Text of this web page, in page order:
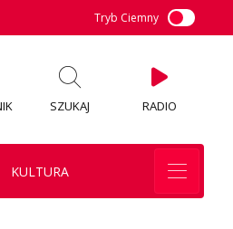
Tryb Ciemny
SZUKAJ RADIO
KULTURA